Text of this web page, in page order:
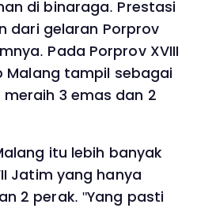
di binaraga. Prestasi
dari gelaran Porprov
Pada Porprov XVIII
Malang tampil sebagai
3 emas dan 2
itu lebih banyak
Jatim yang hanya
2 perak. "Yang pasti